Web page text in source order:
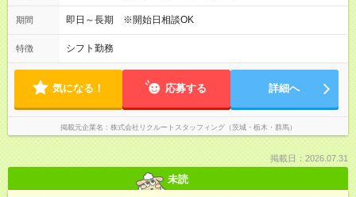
期間 即日～長期 ※開始日相談OK
特徴 シフト勤務
気になる！ 応募する 詳細へ
掲載元企業名 株式会社リクルートスタッフィング（茨城・栃木・群馬）
掲載日：2026.07.31
未読